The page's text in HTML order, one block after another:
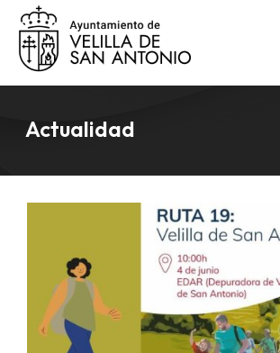
Actualidad